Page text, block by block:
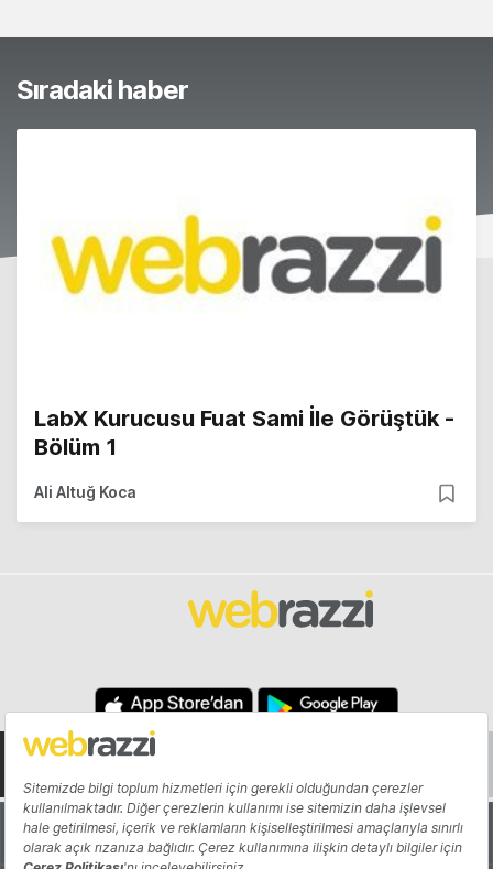
Sıradaki haber
LabX Kurucusu Fuat Sami İle Görüştük -
Bölüm 1
Ali Altuğ Koca
Hakkında Yazarlar